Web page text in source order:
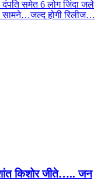
समेत 6 लोग जिंदा जले
सामने…जल्‍द होगी रिलीज…
किशोर जीते….. जन